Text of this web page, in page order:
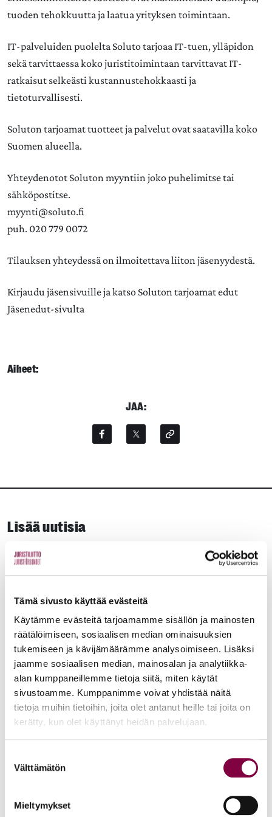
Tämä sivusto käyttää evästeitä
Käytämme evästeitä tarjoamamme sisällön ja mainosten
räätälöimiseen, sosiaalisen median ominaisuuksien
tukemiseen ja kävijämäärämme analysoimiseen. Lisäksi
jaamme sosiaalisen median, mainosalan ja analytiikka-
alan kumppaneillemme tietoja siitä, miten käytät
sivustoamme. Kumppanimme voivat yhdistää näitä
tietoja muihin tietoihin, joita olet antanut heille tai joita on
kerätty, kun olet käyttänyt heidän palvelujaan.
valinta
Välttämätön
Mieltymykset
tuoden tehokkuutta ja laatua yrityksen toimintaan.
IT‐palveluiden puolelta Soluto tarjoaa IT‐tuen, ylläpidon
sekä tarvittaessa koko juristitoimintaan tarvittavat IT‐
ratkaisut selkeästi kustannustehokkaasti ja
tietoturvallisesti.
Soluton tarjoamat tuotteet ja palvelut ovat saatavilla koko
Suomen alueella.
Yhteydenotot Soluton myyntiin joko puhelimitse tai
sähköpostitse.
myynti@soluto.fi
puh. 020 779 0072
Tilauksen yhteydessä on ilmoitettava liiton jäsenyydestä.
Kirjaudu jäsensivuille ja katso Soluton tarjoamat edut
Jäsenedut-sivulta
Aiheet:
JAA:
Lisää uutisia
KAIKKI UUTISET
YTN: Tietoa AMK-alan lakosta
Työmarkkinat
Uutiset
Helsingin yliopiston ei pidä ratkaista tilakuluja
oikeustieteellisen opetuksen ja tutkimuksen
Edunvalvonta